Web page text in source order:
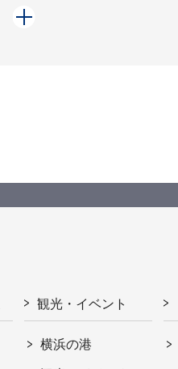
観光・イベント
横浜の港